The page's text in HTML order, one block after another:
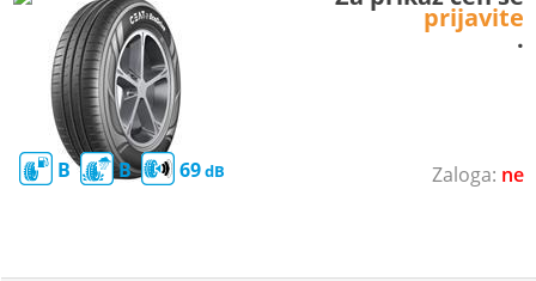
ne
B B 69
prijavite
.